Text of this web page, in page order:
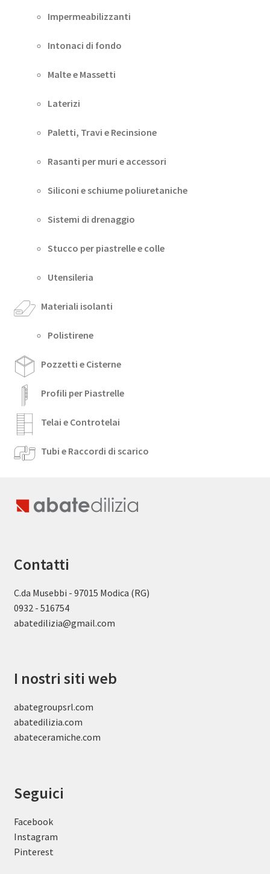
Impermeabilizzanti
Intonaci di fondo
Malte e Massetti
Laterizi
Paletti, Travi e Recinsione
Rasanti per muri e accessori
Siliconi e schiume poliuretaniche
Sistemi di drenaggio
Stucco per piastrelle e colle
Utensileria
Materiali isolanti
Polistirene
Pozzetti e Cisterne
Profili per Piastrelle
Telai e Controtelai
Tubi e Raccordi di scarico
Contatti
C.da Musebbi - 97015 Modica (RG)
0932 - 516754
abatedilizia@gmail.com
I nostri siti web
abategroupsrl.com
abatedilizia.com
abateceramiche.com
Seguici
Facebook
Instagram
Pinterest